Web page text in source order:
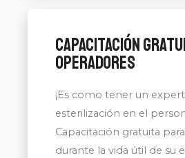
Capacitación
operadores
¡Es como tener un
esterilización en el
Capacitación gratuita
durante la vida útil de su